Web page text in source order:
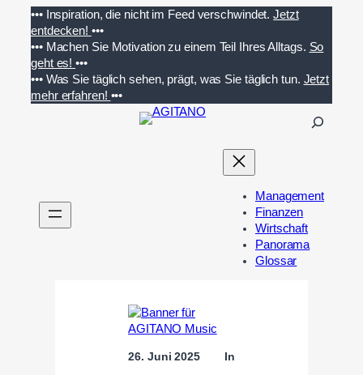
Inhalt
springen
••• Inspiration, die nicht im Feed verschwindet. Jetzt
entdecken! •••
••• Machen Sie Motivation zu einem Teil Ihres Alltags. So
geht es!•••
••• Was Sie täglich sehen, prägt, was Sie täglich tun. Jetzt
mehr erfahren! •••
n
Management
Finanzen
Wirtschaft
Panorama
Glossar
26. Juni 2025 In